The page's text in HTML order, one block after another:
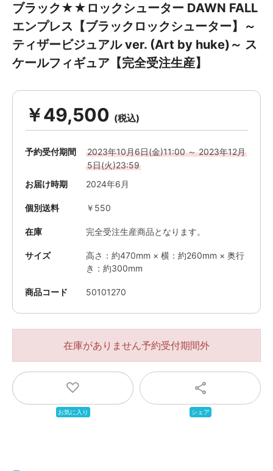
ブラック★★ロックシューター DAWN FALL
エンプレス【ブラックロックシューター】～
ティザービジュアル ver. (Art by huke)～ ス
ケールフィギュア【完全受注生産】
￥49,500
商品コード 50101270
予約受付期間
2023年10月6日(金)11:00 ～ 2023年12月
5日(火)23:59
お届け時期
2024年6月
サイズ
高さ：約470mm × 横：約260mm × 奥行
き：約300mm
個別送料 ￥550
在庫 完全受注生産商品となります。
在庫がありません